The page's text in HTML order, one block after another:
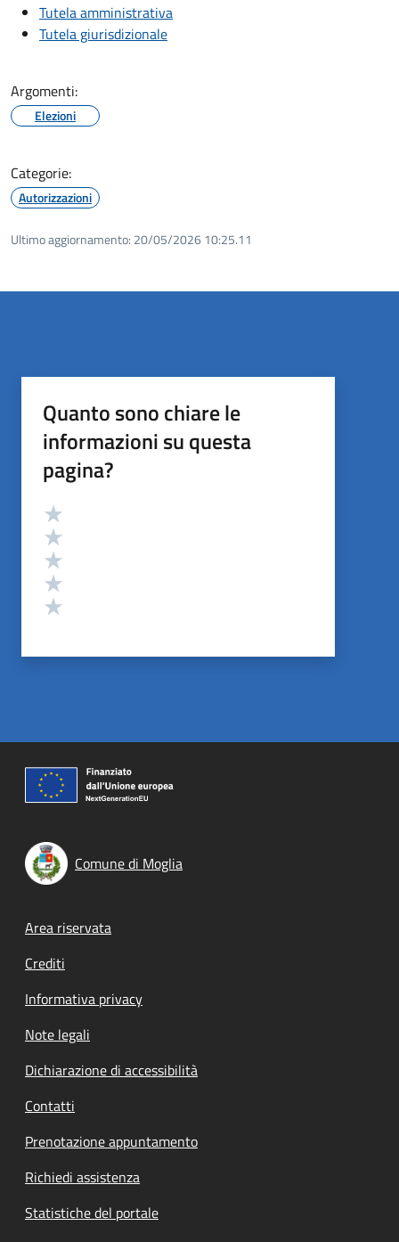
Tutela amministrativa
Tutela giurisdizionale
Argomenti:
Elezioni
Categorie:
Autorizzazioni
Ultimo aggiornamento: 20/05/2026 10:25.11
Quanto sono chiare le
informazioni su questa
pagina?
Valutazione
Comune di Moglia
Footer menu
Area riservata
Crediti
Informativa privacy
Note legali
Dichiarazione di accessibilità
Contatti
Prenotazione appuntamento
Richiedi assistenza
Statistiche del portale